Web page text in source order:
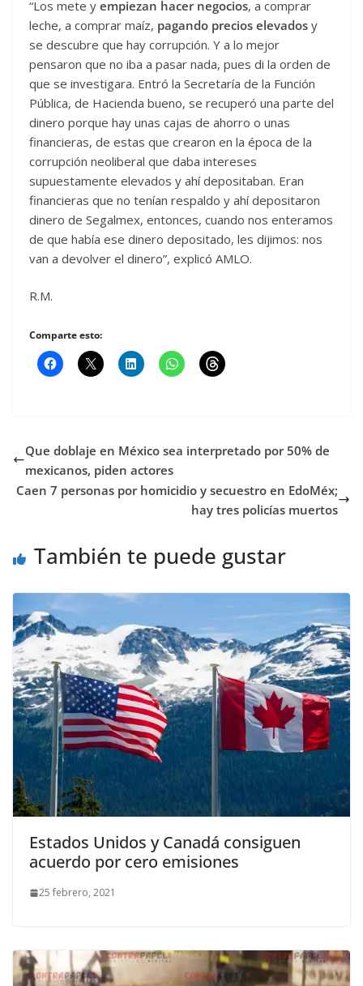
“Los mete y empiezan hacer negocios, a comprar
leche, a comprar maíz, pagando precios elevados y
se descubre que hay corrupción. Y a lo mejor
pensaron que no iba a pasar nada, pues di la orden de
que se investigara. Entró la Secretaría de la Función
Pública, de Hacienda bueno, se recuperó una parte del
dinero porque hay unas cajas de ahorro o unas
financieras, de estas que crearon en la época de la
corrupción neoliberal que daba intereses
supuestamente elevados y ahí depositaban. Eran
financieras que no tenían respaldo y ahí depositaron
dinero de Segalmex, entonces, cuando nos enteramos
de que había ese dinero depositado, les dijimos: nos
van a devolver el dinero”, explicó AMLO.
R.M.
Comparte esto:
Que doblaje en México sea interpretado por 50% de
mexicanos, piden actores
Caen 7 personas por homicidio y secuestro en EdoMéx;
hay tres policías muertos
También te puede gustar
Estados Unidos y Canadá consiguen
acuerdo por cero emisiones
25 febrero, 2021